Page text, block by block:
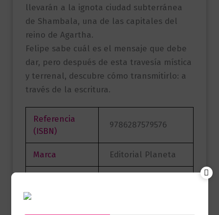
llevarán a la ignota ciudad subterránea
de Shambala, una de las capitales del
reino de Agartha.
Felipe sabe cuál es el mensaje que debe
dar, pero después de esta travesía mística
y terrenal, descubre cómo transmitirlo: a
través de la escritura.
Referencia
(ISBN)
9786287579576
Marca Editorial Planeta